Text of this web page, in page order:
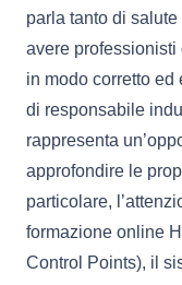
parla tanto di
avere
in modo corretto ed
di responsabile
rappresenta
approfondire le
particolare,
formazione online
Control Points), il